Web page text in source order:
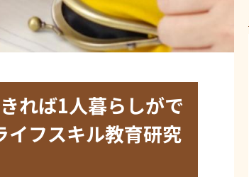
れば1人暮らしがで
イフスキル教育研究